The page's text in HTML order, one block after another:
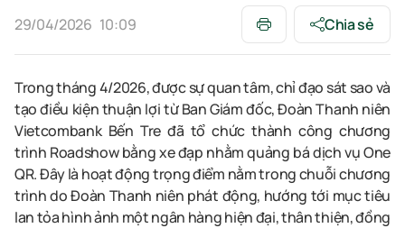
29/04/2026 10:09 Chia sẻ
Trong tháng 4/2026, được sự quan tâm, chỉ đạo sát sao và
tạo điều kiện thuận lợi từ Ban Giám đốc, Đoàn Thanh niên
Vietcombank Bến Tre đã tổ chức thành công chương
trình Roadshow bằng xe đạp nhằm quảng bá dịch vụ One
QR. Đây là hoạt động trọng điểm nằm trong chuỗi chương
trình do Đoàn Thanh niên phát động, hướng tới mục tiêu
lan tỏa hình ảnh một ngân hàng hiện đại, thân thiện, đồng